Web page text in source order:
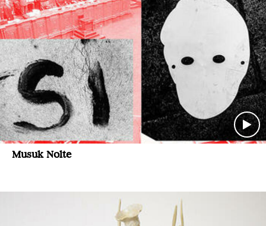
Musuk Nolte